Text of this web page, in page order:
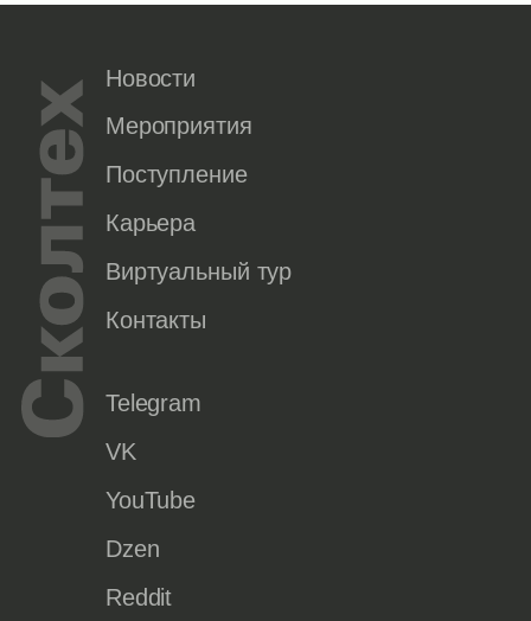
Новости
Мероприятия
Поступление
Карьера
Виртуальный тур
Контакты
Telegram
VK
YouTube
Dzen
Reddit